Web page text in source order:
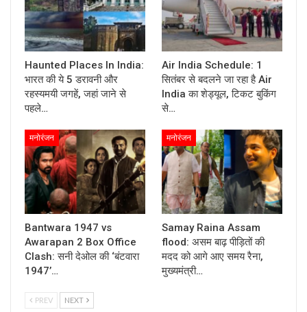
Haunted Places In India:
भारत की ये 5 डरावनी और
रहस्यमयी जगहें, जहां जाने से
पहले…
Air India Schedule: 1
सितंबर से बदलने जा रहा है Air
India का शेड्यूल, टिकट बुकिंग
से…
मनोरंजन
Bantwara 1947 vs
Awarapan 2 Box Office
Clash: सनी देओल की ‘बंटवारा
1947’…
मनोरंजन
Samay Raina Assam
flood: असम बाढ़ पीड़ितों की
मदद को आगे आए समय रैना,
मुख्यमंत्री…
PREV NEXT